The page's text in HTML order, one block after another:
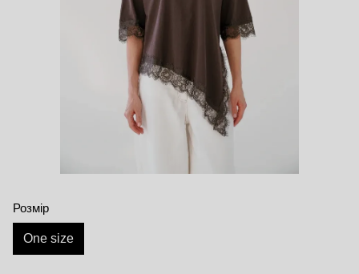
Розмір
One size